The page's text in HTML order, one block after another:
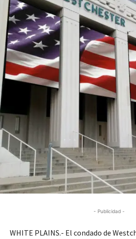
- Publicidad -
WHITE PLAINS.- El condado de